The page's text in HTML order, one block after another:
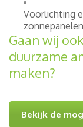
Voorlichting
Gaan wij
duurzame
maken?
Bekijk de